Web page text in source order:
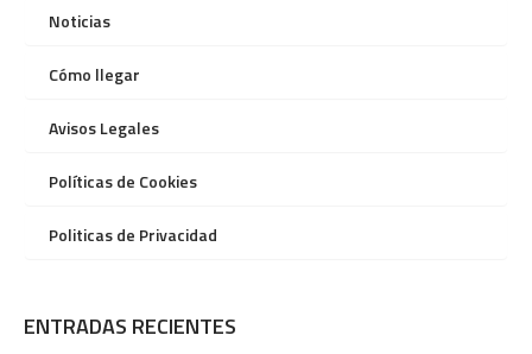
Noticias
Cómo llegar
Avisos Legales
Políticas de Cookies
Politicas de Privacidad
ENTRADAS RECIENTES